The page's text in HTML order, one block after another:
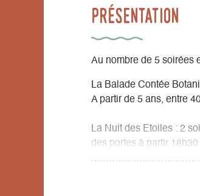
Présentation
Au nombre de 5 soirées
La Balade Contée
A partir de 5 ans, entre
La Nuit des Etoiles : 2
des portes à partir
Si mauvaise météo,